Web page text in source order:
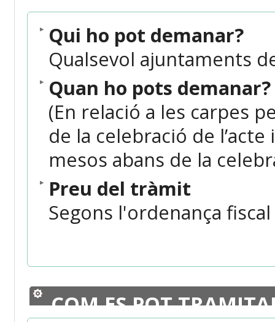
Qui ho pot demanar?
Qualsevol ajuntaments
Quan ho pots demanar?
(En relació a les carpes
de la celebració de
mesos abans de la
Preu del tràmit
Segons l'ordenança
COM ES POT